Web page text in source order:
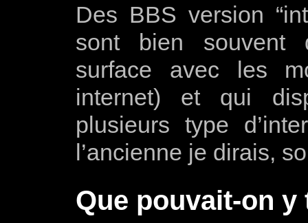
Des BBS version
sont bien souvent
surface avec les
internet) et qui
plusieurs type
l’ancienne je dirais,
Que pouvait-on y